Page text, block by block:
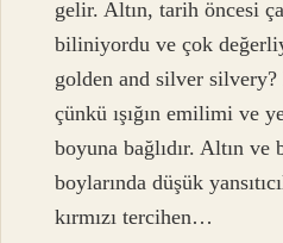
gelir. Altın, tarih öncesi
biliniyordu ve çok
golden and silver
çünkü ışığın emilimi ve
boyuna bağlıdır. Altın ve
boylarında düşük
kırmızı tercihen…